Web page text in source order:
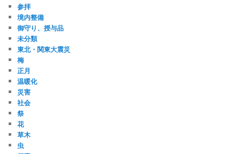
参拝
境内整備
御守り、授与品
未分類
東北・関東大震災
梅
正月
温暖化
災害
社会
祭
花
草木
虫